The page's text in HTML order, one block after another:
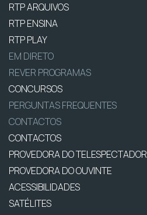
RTP ARQUIVOS
RTP ENSINA
RTP PLAY
EM DIRETO
REVER PROGRAMAS
CONCURSOS
PERGUNTAS FREQUENTES
CONTACTOS
CONTACTOS
PROVEDORA DO TELESPECTADOR
PROVEDORA DO OUVINTE
ACESSIBILIDADES
SATÉLITES